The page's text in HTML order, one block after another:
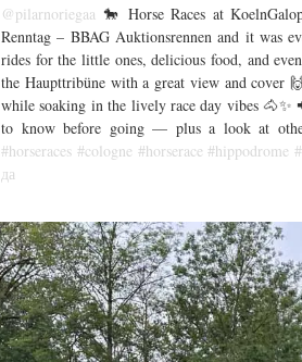
@pilarnoriegaa 🐎 Horse Races at
Renntag – BBAG Auktionsrennen and it was
rides for the little ones, delicious food, and
the Haupttribüne with a great view and cover
while soaking in the lively race day vibes
to know before going — plus a look at
#horseraces #cologne #horserace #hippodrome
да